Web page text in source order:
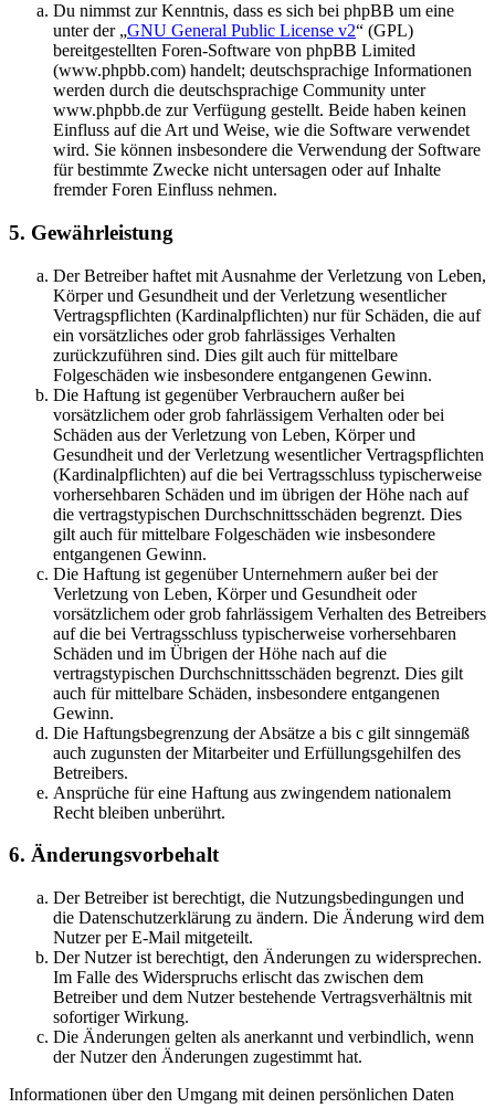
Du nimmst zur Kenntnis, dass es sich bei phpBB um eine
unter der „GNU General Public License v2“ (GPL)
bereitgestellten Foren-Software von phpBB Limited
(www.phpbb.com) handelt; deutschsprachige Informationen
werden durch die deutschsprachige Community unter
www.phpbb.de zur Verfügung gestellt. Beide haben keinen
Einfluss auf die Art und Weise, wie die Software verwendet
wird. Sie können insbesondere die Verwendung der Software
für bestimmte Zwecke nicht untersagen oder auf Inhalte
fremder Foren Einfluss nehmen.
5. Gewährleistung
Der Betreiber haftet mit Ausnahme der Verletzung von Leben,
Körper und Gesundheit und der Verletzung wesentlicher
Vertragspflichten (Kardinalpflichten) nur für Schäden, die auf
ein vorsätzliches oder grob fahrlässiges Verhalten
zurückzuführen sind. Dies gilt auch für mittelbare
Folgeschäden wie insbesondere entgangenen Gewinn.
Die Haftung ist gegenüber Verbrauchern außer bei
vorsätzlichem oder grob fahrlässigem Verhalten oder bei
Schäden aus der Verletzung von Leben, Körper und
Gesundheit und der Verletzung wesentlicher Vertragspflichten
(Kardinalpflichten) auf die bei Vertragsschluss typischerweise
vorhersehbaren Schäden und im übrigen der Höhe nach auf
die vertragstypischen Durchschnittsschäden begrenzt. Dies
gilt auch für mittelbare Folgeschäden wie insbesondere
entgangenen Gewinn.
Die Haftung ist gegenüber Unternehmern außer bei der
Verletzung von Leben, Körper und Gesundheit oder
vorsätzlichem oder grob fahrlässigem Verhalten des Betreibers
auf die bei Vertragsschluss typischerweise vorhersehbaren
Schäden und im Übrigen der Höhe nach auf die
vertragstypischen Durchschnittsschäden begrenzt. Dies gilt
auch für mittelbare Schäden, insbesondere entgangenen
Gewinn.
Die Haftungsbegrenzung der Absätze a bis c gilt sinngemäß
auch zugunsten der Mitarbeiter und Erfüllungsgehilfen des
Betreibers.
Ansprüche für eine Haftung aus zwingendem nationalem
Recht bleiben unberührt.
6. Änderungsvorbehalt
Der Betreiber ist berechtigt, die Nutzungsbedingungen und
die Datenschutzerklärung zu ändern. Die Änderung wird dem
Nutzer per E-Mail mitgeteilt.
Der Nutzer ist berechtigt, den Änderungen zu widersprechen.
Im Falle des Widerspruchs erlischt das zwischen dem
Betreiber und dem Nutzer bestehende Vertragsverhältnis mit
sofortiger Wirkung.
Die Änderungen gelten als anerkannt und verbindlich, wenn
der Nutzer den Änderungen zugestimmt hat.
Informationen über den Umgang mit deinen persönlichen Daten